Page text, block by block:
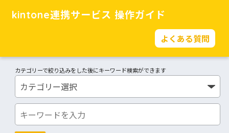
kintone連携サービス 操作ガイド
よくある質問
カテゴリーで絞り込みをした後にキーワード検索ができます